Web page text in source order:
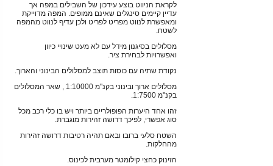
לקראת הניווט בוצע עידכון של השבילים במפה אך
עדיין קיימים סינגלים שאינם ממופים. המפה מדוייקת
ומאפשרת לנווט מפריט לפריט ולכן עדיף לנווט מהמפה
לשטח.
מסלולים בסיגנון מידל עם לא מעט שינויי כיוון
ואפשרויות לבחירת ציר.
נקודת שתיה עם כוסות תוצב למסלולים הבינוני והארוך.
מסלולים ארוך ובינוני בקנ"מ 1:10000 , שאר המסלולים
בקנ"מ 1:7500.
זהו אחד היערות הפופולריים ביותר ויש בו כלי רכב מכל
סוג אפשרי, לפיכך דרושה זהירות מוגברת.
השטח סלעי ברובו ובאם תהיה רטיבות דרושה זהירות
מהחלקות.
הזינוק כחצי קילומטר מערבית לכינוס.